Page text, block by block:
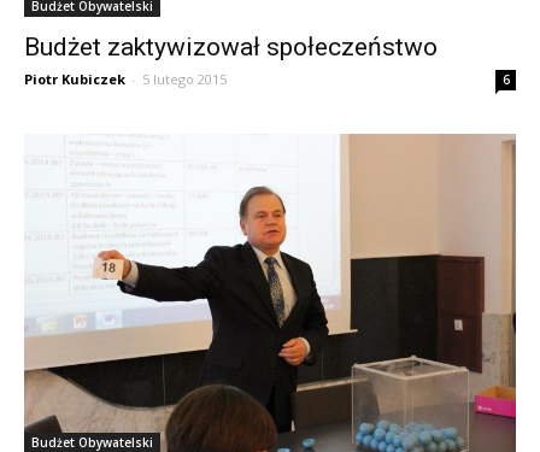
Budżet Obywatelski
Budżet zaktywizował społeczeństwo
Piotr Kubiczek - 5 lutego 2015 6
Budżet Obywatelski